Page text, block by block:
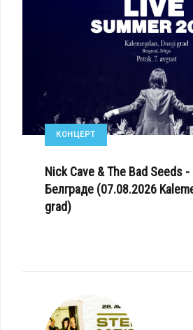
КОНЦЕРТ
Nick Cave & The Bad Seeds -
Белграде (07.08.2026
grad)